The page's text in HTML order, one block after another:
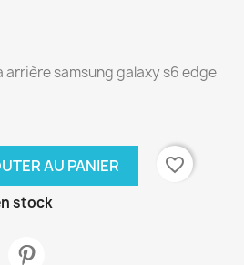
arrière samsung galaxy s6 edge
AU PANIER
favorite_border
stock